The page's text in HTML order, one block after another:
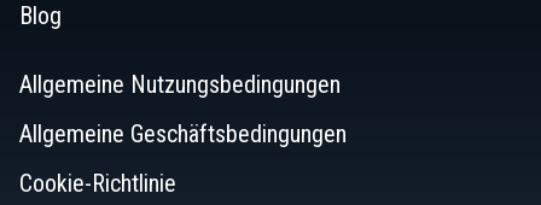
Blog
Allgemeine Nutzungsbedingungen
Allgemeine Geschäftsbedingungen
Cookie-Richtlinie